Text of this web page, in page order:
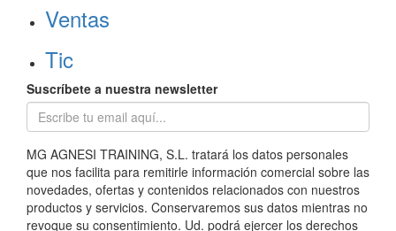
Ventas
Tic
Suscríbete a nuestra newsletter
MG AGNESI TRAINING, S.L. tratará los datos personales
que nos facilita para remitirle información comercial sobre las
novedades, ofertas y contenidos relacionados con nuestros
productos y servicios. Conservaremos sus datos mientras no
revoque su consentimiento. Ud. podrá ejercer los derechos